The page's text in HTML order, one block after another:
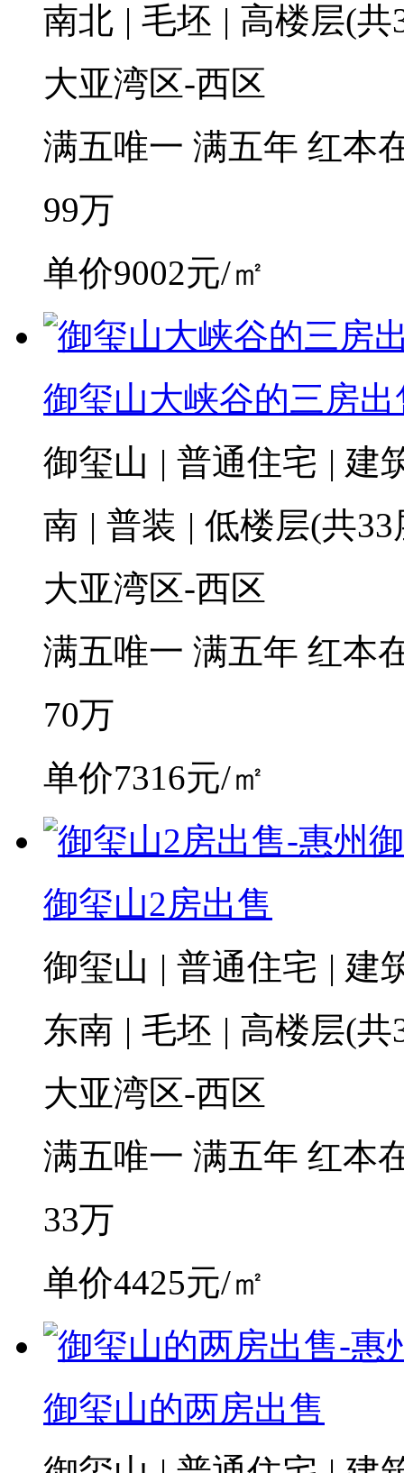
南北 | 毛坯 | 高楼层(
大亚湾区-西区
满五唯一 满五年 红本
99万
单价9002元/㎡
御玺山大峡谷的三房出
御玺山 | 普通住宅 | 建
南 | 普装 | 低楼层(共
大亚湾区-西区
满五唯一 满五年 红本
70万
单价7316元/㎡
御玺山2房出售
御玺山 | 普通住宅 | 建
东南 | 毛坯 | 高楼层(
大亚湾区-西区
满五唯一 满五年 红本
33万
单价4425元/㎡
御玺山的两房出售